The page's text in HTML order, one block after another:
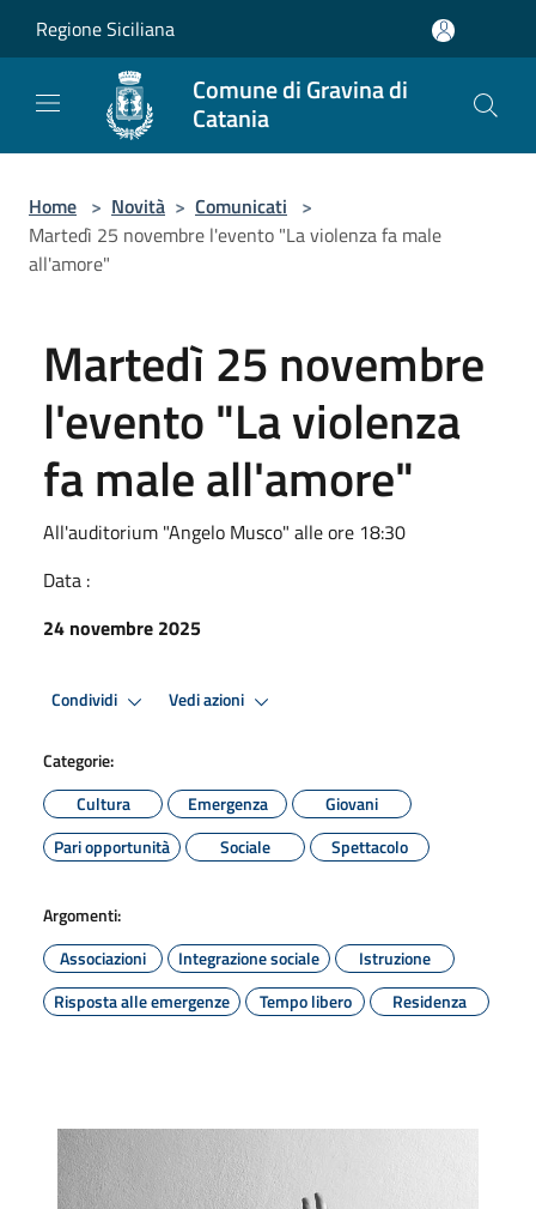
Regione Siciliana
Comune di Gravina di
Catania
Home > Novità > Comunicati >
Martedì 25 novembre l'evento "La violenza fa male
all'amore"
Martedì 25 novembre
l'evento "La violenza
fa male all'amore"
All'auditorium "Angelo Musco" alle ore 18:30
Data :
24 novembre 2025
Condividi Vedi azioni
Categorie:
Cultura
Emergenza
Giovani
Pari opportunità
Sociale Spettacolo
Argomenti:
Associazioni
Integrazione sociale
Istruzione
Risposta alle emergenze
Tempo libero Residenza